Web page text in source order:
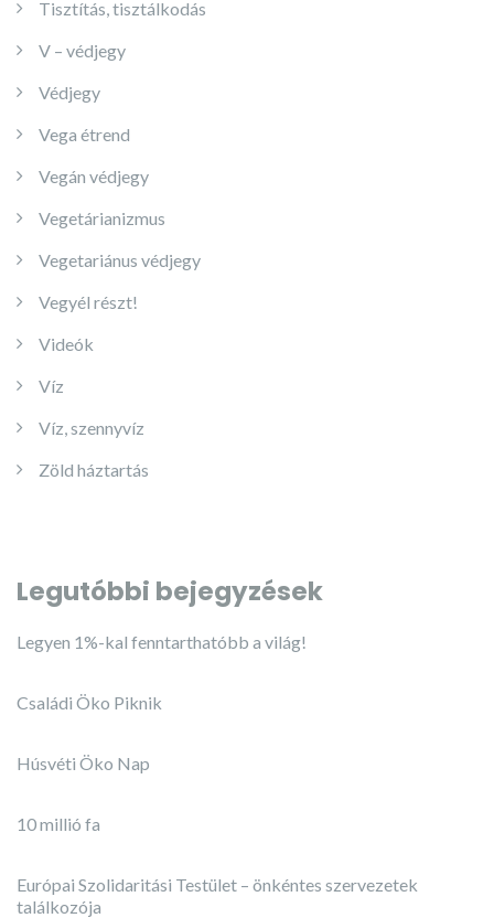
Tisztítás, tisztálkodás
V – védjegy
Védjegy
Vega étrend
Vegán védjegy
Vegetárianizmus
Vegetariánus védjegy
Vegyél részt!
Videók
Víz
Víz, szennyvíz
Zöld háztartás
Legutóbbi bejegyzések
Legyen 1%-kal fenntarthatóbb a világ!
Családi Öko Piknik
Húsvéti Öko Nap
10 millió fa
Európai Szolidaritási Testület – önkéntes szervezetek
találkozója